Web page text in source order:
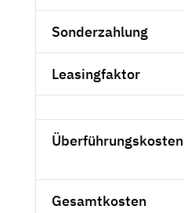
Sonderzahlung
Leasingfaktor
Überführungskosten
Gesamtkosten